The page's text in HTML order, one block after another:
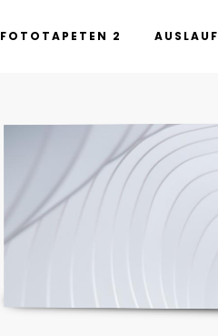
FOTOTAPETEN 2 AUSLAUF